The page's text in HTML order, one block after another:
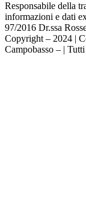
Responsabile della
informazioni e dati
97/2016 Dr.ssa
Copyright – 2024 |
Campobasso – |